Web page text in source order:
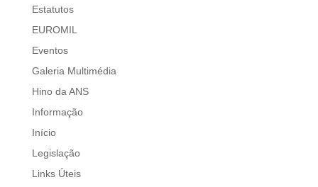
Estatutos
EUROMIL
Eventos
Galeria Multimédia
Hino da ANS
Informação
Início
Legislação
Links Úteis